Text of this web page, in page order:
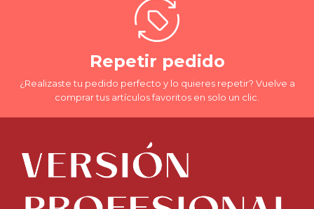
Repetir pedido
¿Realizaste tu pedido perfecto y lo quieres repetir? Vuelve a
comprar tus artículos favoritos en solo un clic.